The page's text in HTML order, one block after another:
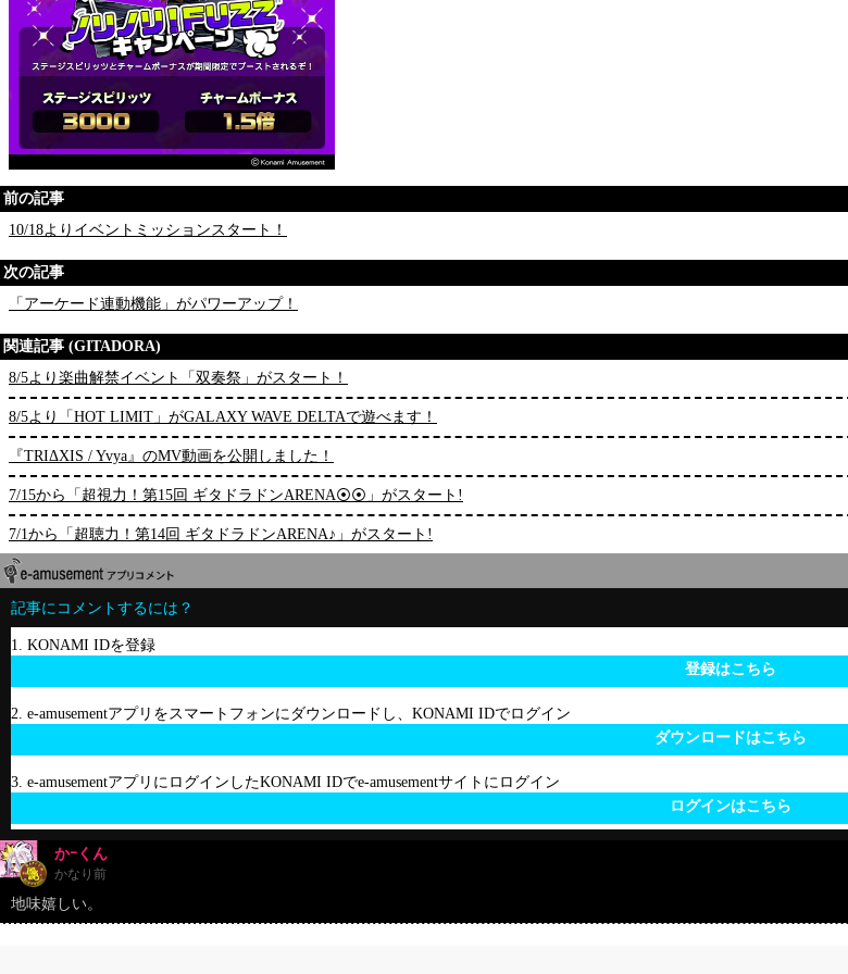
前の記事
10/18よりイベントミッションスタート！
次の記事
「アーケード連動機能」がパワーアップ！
関連記事 (GITADORA)
8/5より楽曲解禁イベント「双奏祭」がスタート！
8/5より「HOT LIMIT」がGALAXY WAVE DELTAで遊べます！
『TRIΔXIS / Yvya』のMV動画を公開しました！
7/15から「超視力！第15回 ギタドラドンARENA⦿⦿」がスタート!
7/1から「超聴力！第14回 ギタドラドンARENA♪」がスタート!
記事にコメントするには？
1. KONAMI IDを登録
登録はこちら
2. e-amusementアプリをスマートフォンにダウンロードし、KONAMI IDでログイン
ダウンロードはこちら
3. e-amusementアプリにログインしたKONAMI IDでe-amusementサイトにログイン
ログインはこちら
かｰくん
かなり前
地味嬉しい。